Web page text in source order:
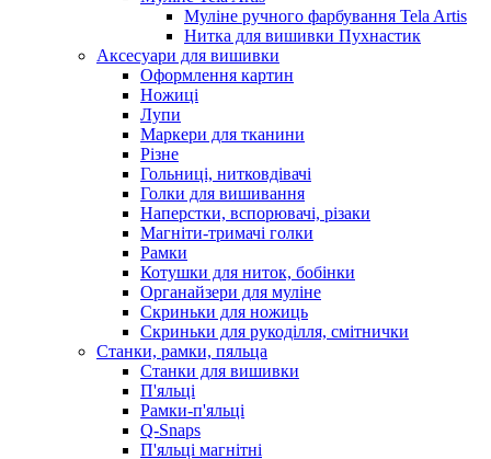
Муліне ручного фарбування Tela Artis
Нитка для вишивки Пухнастик
Аксесуари для вишивки
Оформлення картин
Ножиці
Лупи
Маркери для тканини
Різне
Гольниці, нитковдівачі
Голки для вишивання
Наперстки, вспорювачі, різаки
Магніти-тримачі голки
Рамки
Котушки для ниток, бобінки
Органайзери для муліне
Скриньки для ножиць
Скриньки для рукоділля, смітнички
Станки, рамки, пяльца
Станки для вишивки
П'яльці
Рамки-п'яльці
Q-Snaps
П'яльці магнітні